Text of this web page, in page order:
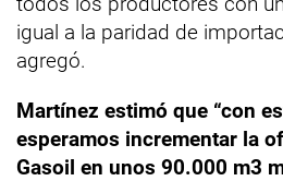
igual a la paridad de
agregó.
Martínez estimó que “con
esperamos incrementar la
Gasoil en unos 90.000 m3